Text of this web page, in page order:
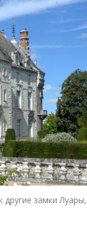
замки Луары,